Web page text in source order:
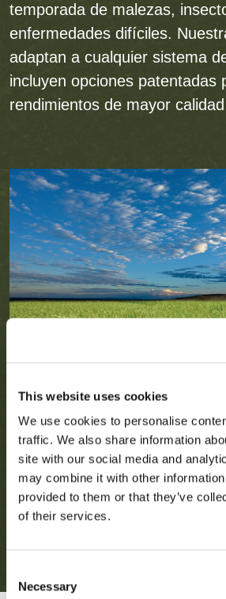
This website uses cookies
We use cookies to personalise
traffic. We also share information
site with our social media and
may combine it with other information
provided to them or that they’ve
of their services.
Selection
Necessary
temporada de malezas,
enfermedades difíciles.
adaptan a cualquier sistema
incluyen opciones patentadas
rendimientos de mayor